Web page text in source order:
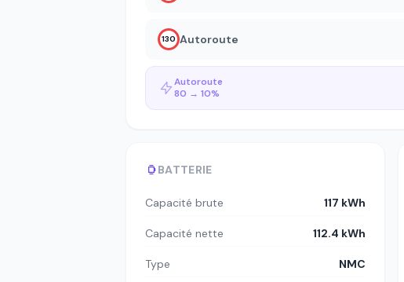
130 Autoroute
Autoroute
80 → 10%
BATTERIE
Capacité brute 117 kWh
Capacité nette 112.4 kWh
Type NMC